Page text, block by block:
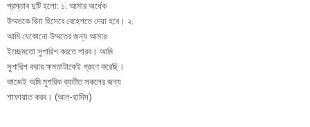
প্রস্তাব দুটি হলো: ১. আমার অর্ধেক
উম্মতকে বিনা হিসেবে বেহেশতে দেয়া হবে। ২.
আমি যেকোনো উম্মতের জন্য আমার
ইচ্ছেমতো সুপারিশ করতে পারব। আমি
সুপারিশ করার ক্ষমতাটাকেই গ্রহণ করেছি।
কাজেই অমি মুশরিক ব্যতীত সকলের জন্য
শাফায়াত করব। (আল-হাদিস)